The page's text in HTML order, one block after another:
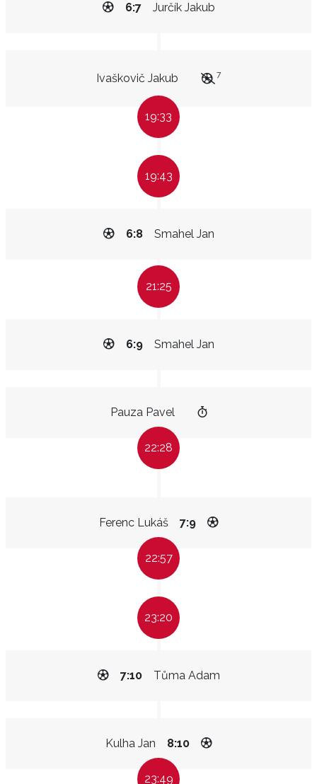
Jurčík Jakub
6:7
Ivaškovič Jakub 7
19:33
19:43
Smahel Jan
6:8
21:25
Smahel Jan
6:9
Pauza Pavel
22:28
Ferenc Lukáš 7:9
22:57
23:20
Tůma Adam
7:10
Kulha Jan 8:10
23:49